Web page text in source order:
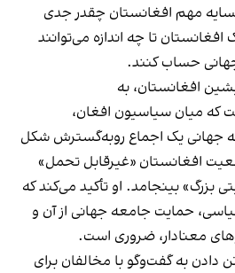
مهم افغانستان چقدر جدی
تا چه اندازه می‌توانند
حساب کنند.
افغانستان، به
که میان سیاسیون افغان،
جهانی یک اجماع رو‌به‌گسترش شکل
افغانستان «غیرقابل تحمل»
بزرگ» بینجامد. او تأکید می‌کند که
حمایت جامعه جهانی از آن و
معنادار، ضروری است.
دادن به گفت‌وگو با مخالفان برای